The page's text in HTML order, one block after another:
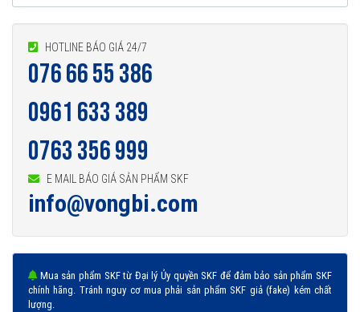
HOTLINE BÁO GIÁ 24/7
076 66 55 386
0961 633 389
0763 356 999
E MAIL BÁO GIÁ SẢN PHẨM SKF
info@vongbi.com
Mua sản phẩm SKF từ Đại lý Ủy quyền SKF để đảm bảo sản phẩm SKF
chính hãng. Tránh nguy cơ mua phải sản phẩm SKF giả (fake) kém chất
lượng.